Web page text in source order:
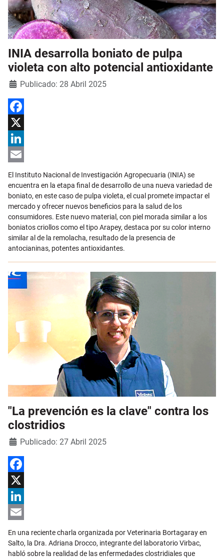
INIA desarrolla boniato de pulpa
violeta con alto potencial antioxidante
Detalles
Publicado: 28 Abril 2025
Facebook
X
LinkedIn
Email
El Instituto Nacional de Investigación Agropecuaria (INIA) se
encuentra en la etapa final de desarrollo de una nueva variedad de
boniato, en este caso de pulpa violeta, el cual promete impactar el
mercado y ofrecer nuevos beneficios para la salud de los
consumidores. Este nuevo material, con piel morada similar a los
boniatos criollos como el tipo Arapey, destaca por su color interno
similar al de la remolacha, resultado de la presencia de
antocianinas, potentes antioxidantes.
"La prevención es la clave" contra los
clostridios
Detalles
Publicado: 27 Abril 2025
Facebook
X
LinkedIn
En una reciente charla organizada por Veterinaria Bortagaray en
Salto, la Dra. Adriana Drocco, integrante del laboratorio Virbac,
habló sobre la realidad de las enfermedades clostridiales que